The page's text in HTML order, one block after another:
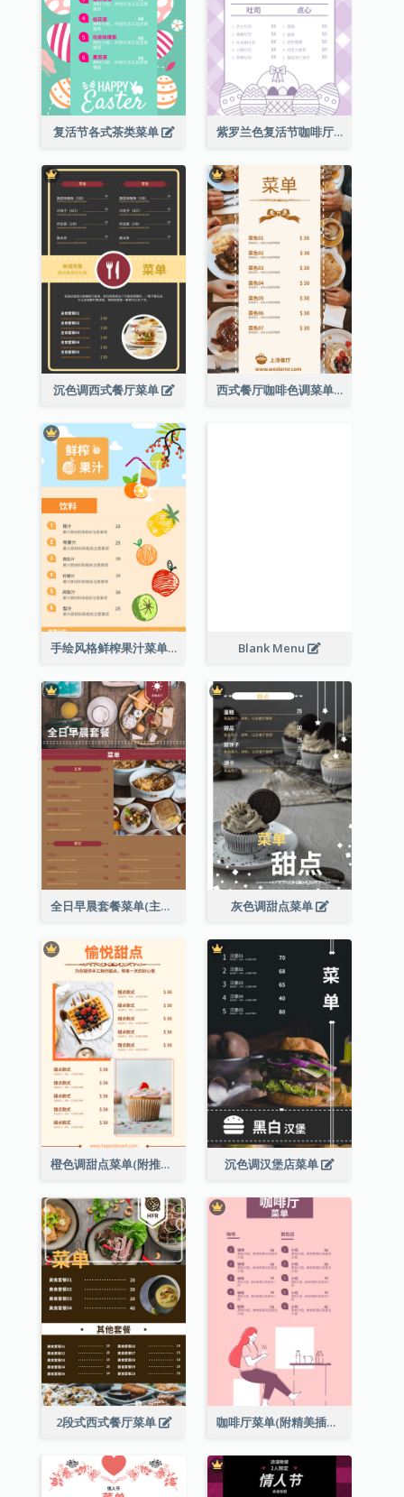
复活节各式茶类菜单 紫罗兰色复活节咖啡厅菜单
沉色调西式餐厅菜单 西式餐厅咖啡色调菜单
手绘风格鲜榨果汁菜单 Blank Menu
全日早晨套餐菜单(主食及餐饮) 灰色调甜点菜单
橙色调甜点菜单(附推荐款式图片) 沉色调汉堡店菜单
2段式西式餐厅菜单 咖啡厅菜单(附精美插图)